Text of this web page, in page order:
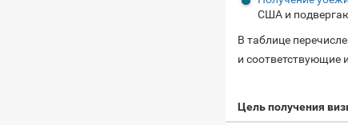
США и
В таблице
и соответствующие
Цель получения